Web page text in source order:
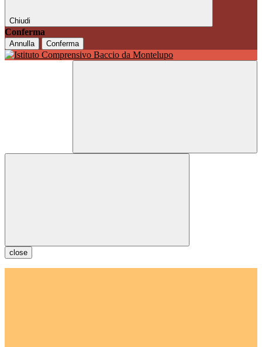
Chiudi
Conferma
Annulla Conferma
close